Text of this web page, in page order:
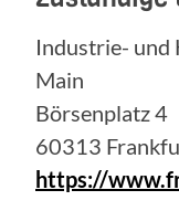
Industrie- und
Main
Börsenplatz 4
60313
https://